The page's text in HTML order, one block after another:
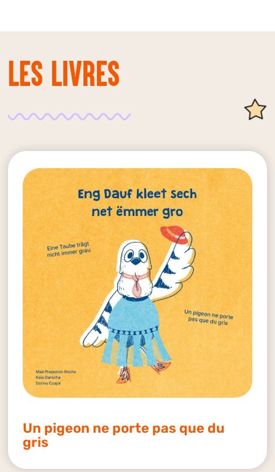
Les livres
Un pigeon ne porte pas que du
gris